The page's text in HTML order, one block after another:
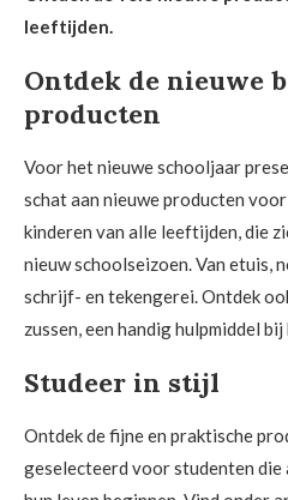
leeftijden.
Ontdek de nieuwe
producten
Voor het nieuwe schooljaar
schat aan nieuwe producten
kinderen van alle leeftijden, die
nieuw schoolseizoen. Van etuis,
schrijf- en tekengerei. Ontdek
zussen, een handig hulpmiddel
Studeer in stijl
Ontdek de fijne en praktische
geselecteerd voor studenten die